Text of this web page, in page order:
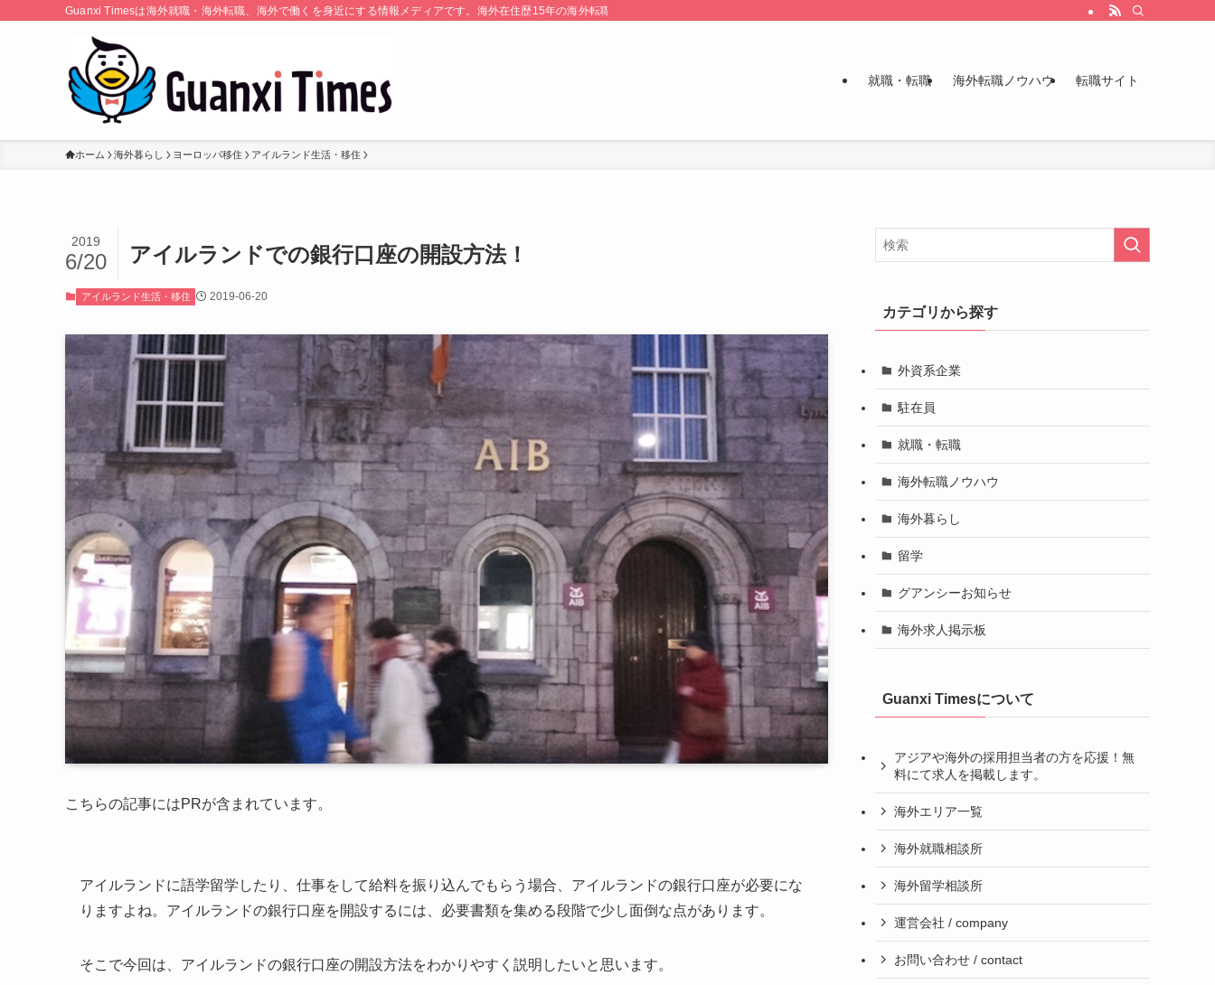
Guanxi Timesは海外就職・海外転職、海外で働くを身近にする情報メディアです。海外在住歴15年の海外転職のプロが監修・運営しています。
就職・転職 海外転職ノウハウ 転職サイト
ホーム 海外暮らし ヨーロッパ移住 アイルランド生活・移住
アイルランドでの銀行口座の開設方法！
2019
6/20
アイルランド生活・移住 2019-06-20
こちらの記事にはPRが含まれています。
アイルランドに語学留学したり、仕事をして給料を振り込んでもらう場合、アイルランドの銀行口座が必要にな
りますよね。アイルランドの銀行口座を開設するには、必要書類を集める段階で少し面倒な点があります。
そこで今回は、アイルランドの銀行口座の開設方法をわかりやすく説明したいと思います。
カテゴリから探す
外資系企業
駐在員
就職・転職
海外転職ノウハウ
海外暮らし
留学
グアンシーお知らせ
海外求人掲示板
Guanxi Timesについて
アジアや海外の採用担当者の方を応援！無
料にて求人を掲載します。
海外エリア一覧
海外就職相談所
海外留学相談所
運営会社 / company
お問い合わせ / contact